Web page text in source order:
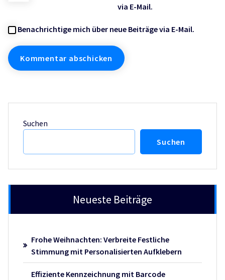
via E-Mail.
Benachrichtige mich über neue Beiträge via E-Mail.
Suchen
Suchen
Neueste Beiträge
Frohe Weihnachten: Verbreite Festliche
Stimmung mit Personalisierten Aufklebern
Effiziente Kennzeichnung mit Barcode